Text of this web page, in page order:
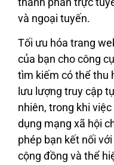
và ngoại tuyến.
Tối ưu hóa trang
của bạn cho công cụ
tìm kiếm có thể thu
lưu lượng truy cập
nhiên, trong khi
dụng mạng xã hội
phép bạn kết nối với
cộng đồng và thể